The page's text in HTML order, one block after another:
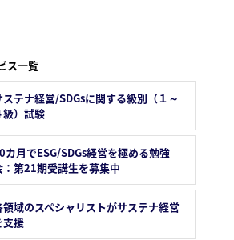
ス一覧
ステナ経営/SDGsに関する級別（１～
級）試験
カ月でESG/SDGs経営を極める勉強
：第21期受講生を募集中
領域のスペシャリストがサステナ経営
支援